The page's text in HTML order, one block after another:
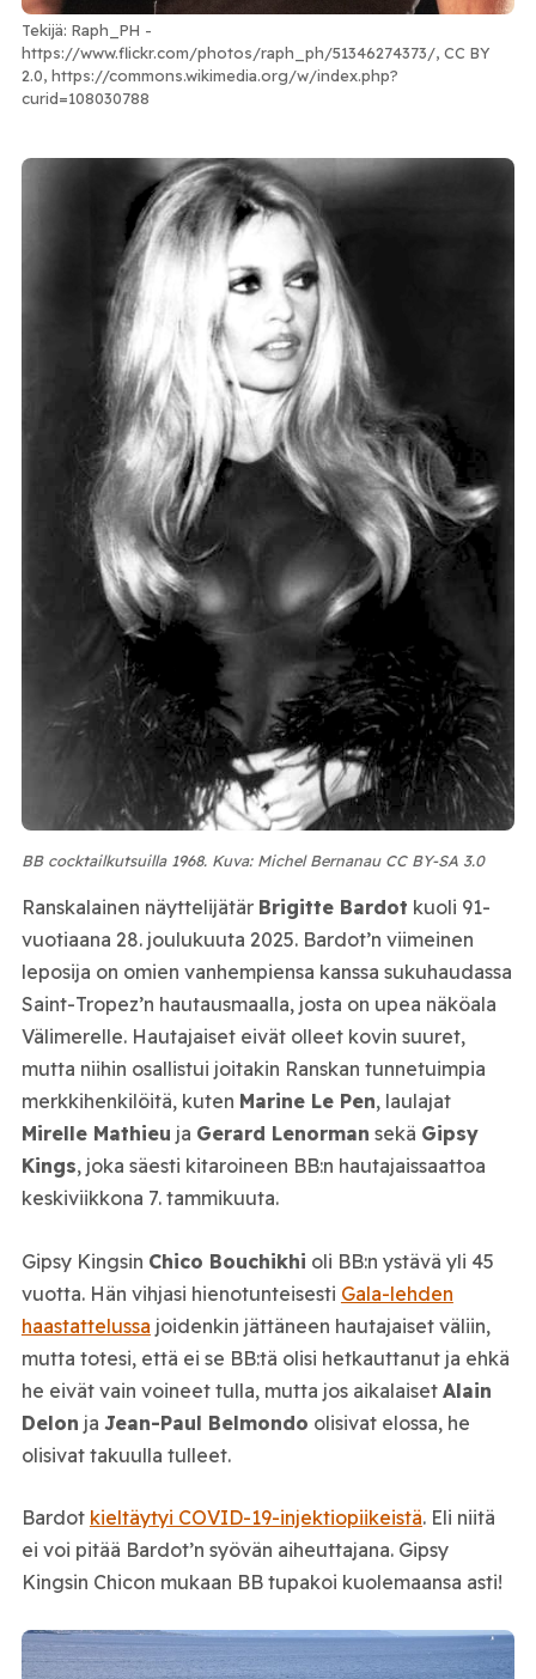
Tekijä: Raph_PH -
https://www.flickr.com/photos/raph_ph/51346274373/, CC BY
2.0, https://commons.wikimedia.org/w/index.php?
curid=108030788
BB cocktailkutsuilla 1968. Kuva: Michel Bernanau CC BY-SA 3.0
Ranskalainen näyttelijätär Brigitte Bardot kuoli 91-
vuotiaana 28. joulukuuta 2025. Bardot’n viimeinen
leposija on omien vanhempiensa kanssa sukuhaudassa
Saint-Tropez’n hautausmaalla, josta on upea näköala
Välimerelle. Hautajaiset eivät olleet kovin suuret,
mutta niihin osallistui joitakin Ranskan tunnetuimpia
merkkihenkilöitä, kuten Marine Le Pen, laulajat
Mirelle Mathieu ja Gerard Lenorman sekä Gipsy
Kings, joka säesti kitaroineen BB:n hautajaissaattoa
keskiviikkona 7. tammikuuta.
Gipsy Kingsin Chico Bouchikhi oli BB:n ystävä yli 45
vuotta. Hän vihjasi hienotunteisesti Gala-lehden
haastattelussa joidenkin jättäneen hautajaiset väliin,
mutta totesi, että ei se BB:tä olisi hetkauttanut ja ehkä
he eivät vain voineet tulla, mutta jos aikalaiset Alain
Delon ja Jean-Paul Belmondo olisivat elossa, he
olisivat takuulla tulleet.
Bardot kieltäytyi COVID-19-injektiopiikeistä. Eli niitä
ei voi pitää Bardot’n syövän aiheuttajana. Gipsy
Kingsin Chicon mukaan BB tupakoi kuolemaansa asti!